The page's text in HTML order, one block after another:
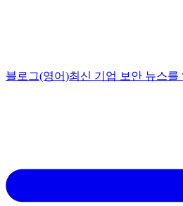
블로그(영어)최신 기업 보안 뉴스를